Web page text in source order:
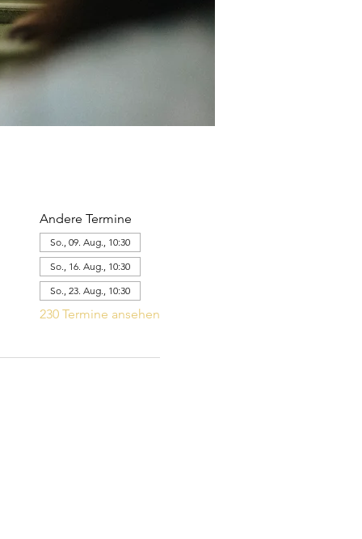
Andere Termine
So., 09. Aug., 10:30
So., 16. Aug., 10:30
So., 23. Aug., 10:30
230 Termine ansehen